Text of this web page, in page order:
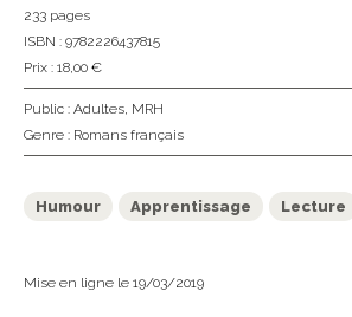
233 pages
ISBN : 9782226437815
Prix : 18,00 €
Public : Adultes, MRH
Genre : Romans français
Humour Apprentissage Lecture
Mise en ligne le 19/03/2019